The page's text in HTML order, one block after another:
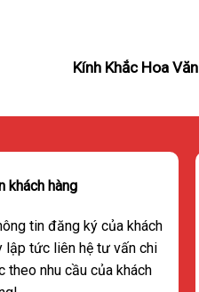
Kính Khắc Hoa Văn
khách hàng
tin đăng ký của khách
lập tức liên hệ tư vấn chi
theo nhu cầu của khách